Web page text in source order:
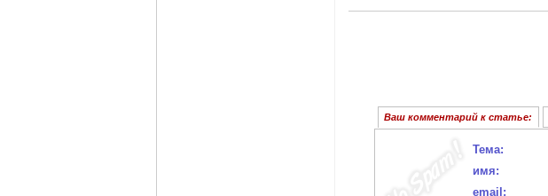
Ваш комментарий к статье:
Тема:
имя:
email: